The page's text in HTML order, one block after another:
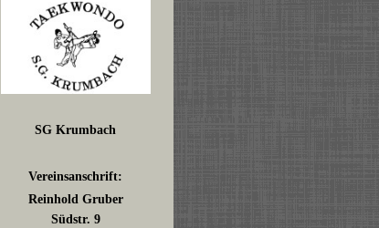
SG Krumbach
Vereinsanschrift:
Reinhold Gruber
Südstr. 9